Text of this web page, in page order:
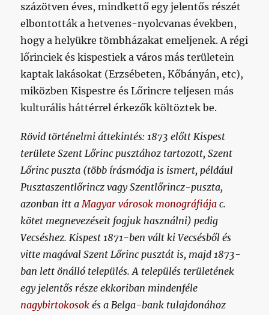
százötven éves, mindkettő egy jelentős részét
elbontották a hetvenes-nyolcvanas években,
hogy a helyükre tömbházakat emeljenek. A régi
lőrinciek és kispestiek a város más területein
kaptak lakásokat (Erzsébeten, Kőbányán, etc),
miközben Kispestre és Lőrincre teljesen más
kulturális háttérrel érkezők költöztek be.
Rövid történelmi áttekintés: 1873 előtt Kispest
területe Szent Lőrinc pusztához tartozott, Szent
Lőrinc puszta (több írásmódja is ismert, például
Pusztaszentlőrincz vagy Szentlőrincz-puszta,
azonban itt aMagyar városok monográfiája c.
kötet megnevezéseit fogjuk használni) pedig
Vecséshez. Kispest 1871-ben vált ki Vecsésből és
vitte magával Szent Lőrinc pusztát is, majd 1873-
ban lett önálló település. A település területének
egy jelentős része ekkoriban mindenféle
nagybirtokosok és a Belga-bank tulajdonához